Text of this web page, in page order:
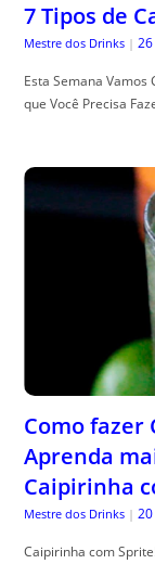
7 Tipos de
Mestre dos Drinks |
Esta Semana
que Você Precisa
Como fazer
Aprenda
Caipirinha
Mestre dos Drinks |
Caipirinha com